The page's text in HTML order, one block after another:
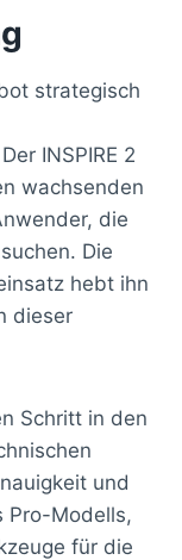
strategisch
INSPIRE 2
wachsenden
die
Die
hebt ihn
dieser
Schritt in den
und
Pro-Modells,
für die